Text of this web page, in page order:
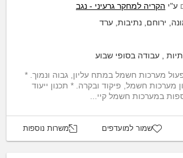
ע"י הקריה למחקר גרעיני - נגב
ירוחם, נתיבות, ערד
עבודה בסופי שבוע
מערכות חשמל במתח עליון, גבוה ונמוך. *
מערכות חשמל, פיקוד ובקרה. * תכנון ייעוד
במערכות חשמל קיי...
שמור למועדפים משרות נוספות